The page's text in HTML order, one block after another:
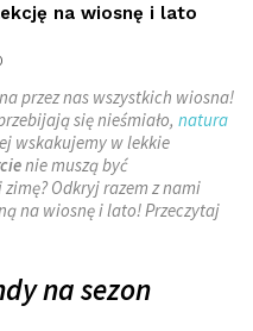
na wiosnę i lato
przez nas wszystkich wiosna!
się nieśmiało, natura
wskakujemy w lekkie
nie muszą być
Odkryj razem z nami
na wiosnę i lato! Przeczytaj
na sezon